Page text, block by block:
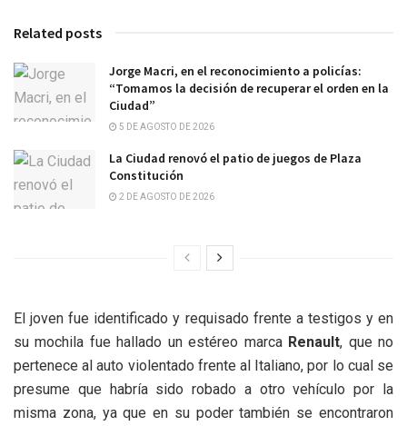
Related posts
Jorge Macri, en el reconocimiento a policías:
“Tomamos la decisión de recuperar el orden en la
Ciudad”
5 DE AGOSTO DE 2026
La Ciudad renovó el patio de juegos de Plaza
Constitución
2 DE AGOSTO DE 2026
El joven fue identificado y requisado frente a testigos y en
su mochila fue hallado un estéreo marca Renault, que no
pertenece al auto violentado frente al Italiano, por lo cual se
presume que habría sido robado a otro vehículo por la
misma zona, ya que en su poder también se encontraron